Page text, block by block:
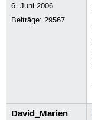
6. Juni 2006
Beiträge:29567
David_Marien